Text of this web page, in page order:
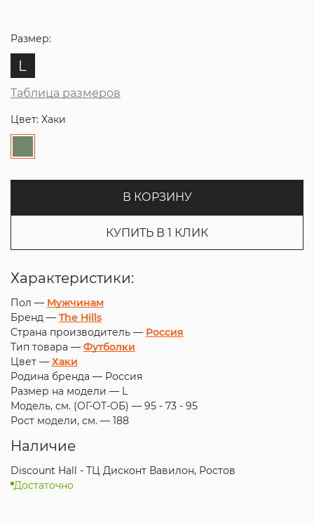
Размер:
L
Таблица размеров
Цвет: Хаки
В КОРЗИНУ
КУПИТЬ В 1 КЛИК
Характеристики:
Пол — Мужчинам
Бренд — The Hills
Страна производитель — Россия
Тип товара — Футболки
Цвет — Хаки
Родина бренда — Россия
Размер на модели — L
Модель, см. (ОГ-ОТ-ОБ) — 95 - 73 - 95
Рост модели, см. — 188
Наличие
Discount Hall - ТЦ Дисконт Вавилон, Ростов
Достаточно